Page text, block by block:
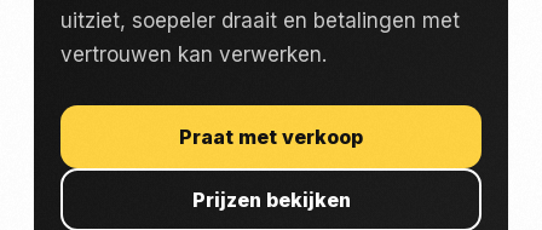
uitziet, soepeler draait en betalingen met
vertrouwen kan verwerken.
Praat met verkoop
Prijzen bekijken